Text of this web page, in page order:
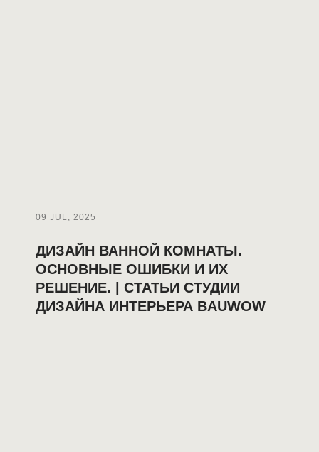
09 JUL, 2025
ДИЗАЙН ВАННОЙ КОМНАТЫ.
ОСНОВНЫЕ ОШИБКИ И ИХ
РЕШЕНИЕ. | СТАТЬИ СТУДИИ
ДИЗАЙНА ИНТЕРЬЕРА BAUWOW